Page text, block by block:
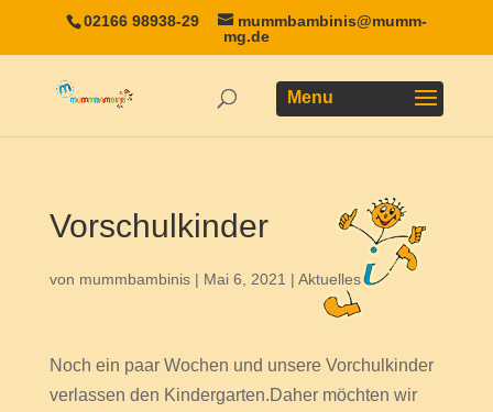
02166 98938-29
mummbambinis@mumm-
mg.de
Vorschulkinder
von mummbambinis| Mai 6, 2021 | Aktuelles
Noch ein paar Wochen und unsere Vorchulkinder
verlassen den Kindergarten.Daher möchten wir